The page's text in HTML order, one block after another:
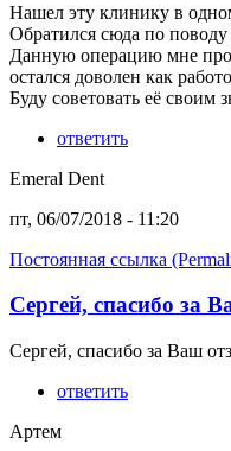
Нашел эту клинику в
Обратился сюда по поводу
Данную операцию мне
остался доволен как
Буду советовать её своим
ответить
Emeral Dent
пт, 06/07/2018 - 11:20
Постоянная ссылка
Сергей, спасибо за
Сергей, спасибо за Ваш
ответить
Артем